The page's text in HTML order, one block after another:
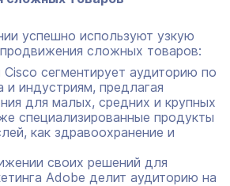
успешно используют узкую
сложных товаров:
Cisco сегментирует аудиторию по
и индустриям, предлагая
для малых, средних и крупных
специализированные продукты
как здравоохранение и
своих решений для
Adobe делит аудиторию на